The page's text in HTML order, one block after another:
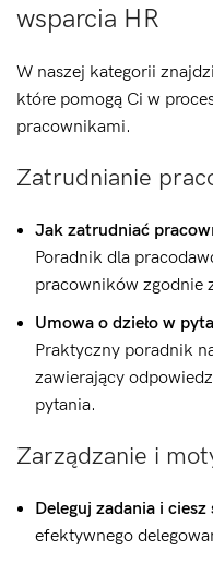
wsparcia HR
W naszej kategorii
które pomogą Ci w
pracownikami.
Zatrudnianie
Jak zatrudniać
Poradnik dla
pracowników zgodnie
Umowa o dzieło w
Praktyczny poradnik
zawierający
pytania.
Zarządzanie i
Deleguj zadania i ciesz
efektywnego